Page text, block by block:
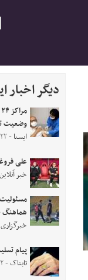
دیگر اخبار
وضعیت
ایسنا - ۲۲ شهریور ۱۴۰۰
علی
خبر آنلاین
هماهنگ
پیام
تابناک- ۲۲ شهریور ۱۴۰۰